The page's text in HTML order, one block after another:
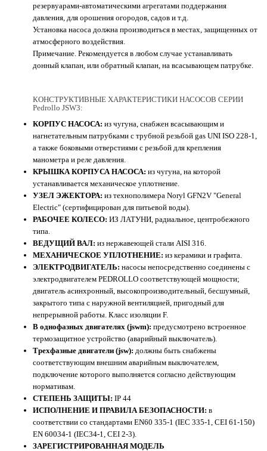
резервуарами-автоматическими агрегатами поддержания
давления, для орошения огородов, садов и т.д.
Установка насоса должна производиться в местах, защищенных от
атмосферного воздействия.
Примечание. Рекомендуется в любом случае устанавливать
донный клапан, или обратный клапан, на всасывающем патрубке.
КОНСТРУКТИВНЫЕ ХАРАКТЕРИСТИКИ НАСОСОВ СЕРИИ
Pedrollo JSW3:
КОРПУС НАСОСА: из чугуна, снабжен всасывающим и
нагнетательным патрубками с трубной резьбой gas UNI ISO 228-1,
а также боковыми отверстиями с резьбой для крепления
манометра и реле давления.
КРЫШКА КОРПУСА НАСОСА: из чугуна, на которой
устанавливается механическое уплотнение.
УЗЕЛ ЭЖЕКТОРА: из технополимера Noryl GFN2V "General
Electric" (сертифицирован для питьевой воды).
РАБОЧЕЕ КОЛЕСО: ИЗ ЛАТУНИ, радиальное, центробежного
типа.
ВЕДУЩИЙ ВАЛ: из нержавеющей стали AISI 316.
МЕХАНИЧЕСКОЕ УПЛОТНЕНИЕ: из керамики и графита.
ЭЛЕКТРОДВИГАТЕЛЬ: насосы непосредственно соединены с
электродвигателем PEDROLLO соответствующей мощности;
двигатель асинхронный, высокопроизводительный, бесшумный,
закрытого типа с наружной вентиляцией, пригодный для
непрерывной работы. Класс изоляции F.
В однофазных двигателях (jswm): предусмотрено встроенное
термозащитное устройство (аварийный выключатель).
Трехфазные двигатели (jsw): должны быть снабжены
соответствующим внешним аварийным выключателем,
подключение которого выполняется согласно действующим
нормативам.
СТЕПЕНЬ ЗАЩИТЫ: IP 44
ИСПОЛНЕНИЕ И ПРАВИЛА БЕЗОПАСНОСТИ: в
соответствии со стандартами EN60 335-1 (IEC 335-1, CEI 61-150)
EN 60034-1 (IEC34-1, CEI 2-3).
ЗАРЕГИСТРИРОВАННАЯ МОДЕЛЬ